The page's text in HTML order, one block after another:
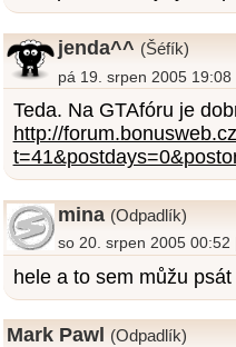
jenda^^ (Šéfík)
pá 19. srpen 2005
Teda. Na GTAfóru je
http://
mina (Odpadlík)
so 20. srpen 2005
hele a to sem můžu
Mark Pawl (Odpadlík)